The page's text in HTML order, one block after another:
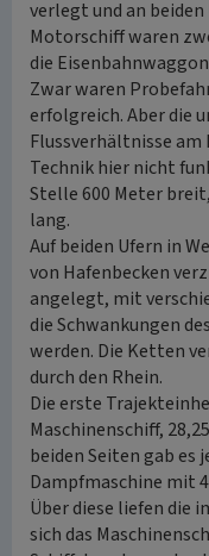
verlegt und an
Motorschiff waren
die
Zwar waren
erfolgreich. Aber die
Flussverhältnisse am
Technik hier nicht
Stelle 600 Meter
lang.
Auf beiden Ufern in
von Hafenbecken
angelegt, mit
die Schwankungen
werden. Die Ketten
durch den Rhein.
Die erste
Maschinenschiff,
beiden Seiten gab es
Dampfmaschine mit
Über diese liefen die
sich das